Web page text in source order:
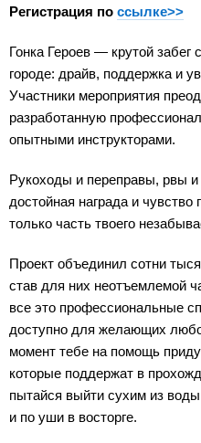
Регистрация по ссылке>>
Гонка Героев — крутой забег
городе: драйв, поддержка и
Участники мероприятия
разработанную
опытными инструкторами.
Рукоходы и переправы, рвы
достойная награда и
только часть твоего
Проект объединил сотни
став для них неотъемлемой
все это профессиональные
доступно для желающих
момент тебе на помощь
которые поддержат в
пытайся выйти сухим из
и по уши в восторге.